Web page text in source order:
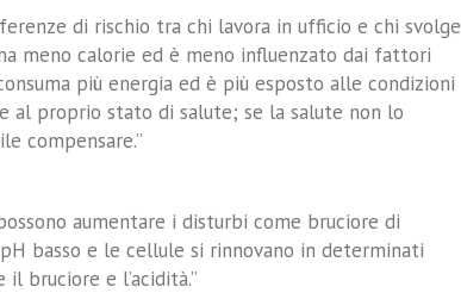
di rischio tra chi lavora in ufficio e chi svolge
meno calorie ed è meno influenzato dai fattori
più energia ed è più esposto alle condizioni
al proprio stato di salute; se la salute non lo
compensare.”
aumentare i disturbi come bruciore di
basso e le cellule si rinnovano in determinati
bruciore e l’acidità.”